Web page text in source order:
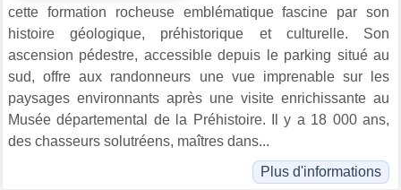
cette formation rocheuse emblématique fascine par son
histoire géologique, préhistorique et culturelle. Son
ascension pédestre, accessible depuis le parking situé au
sud, offre aux randonneurs une vue imprenable sur les
paysages environnants après une visite enrichissante au
Musée départemental de la Préhistoire. Il y a 18 000 ans,
des chasseurs solutréens, maîtres dans...
Plus d'informations